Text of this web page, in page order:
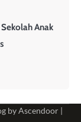
Anak
byAscendoor |